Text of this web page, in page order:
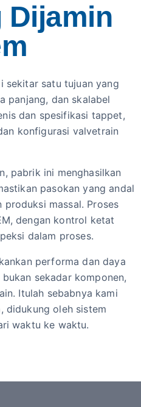
Dijamin
sekitar satu tujuan yang
panjang, dan skalabel
dan spesifikasi tappet,
konfigurasi valvetrain
pabrik ini menghasilkan
pasokan yang andal
produksi massal. Proses
dengan kontrol ketat
dalam proses.
performa dan daya
sekadar komponen,
Itulah sebabnya kami
didukung oleh sistem
waktu ke waktu.